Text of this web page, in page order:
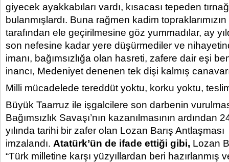
giyecek ayakkabıları vardı, kısacası tepeden
bulanmışlardı. Buna rağmen kadim
tarafından ele geçirilmesine göz yummadılar, ay
son nefesine kadar yere düşürmediler ve
imanı, bağımsızlığa olan hasreti, zafere dair eşi
inancı, Medeniyet denenen tek dişi kalmış
Milli mücadelede tereddüt yoktu, korku yoktu,
Büyük Taarruz ile işgalcilere son darbenin
Bağımsızlık Savaşı’nın kazanılmasının ardından
yılında tarihi bir zafer olan Lozan Barış Antlaşması
imzalandı. Atatürk’ün de ifade ettiği gibi, Lozan
“Türk milletine karşı yüzyıllardan beri hazırlanmış